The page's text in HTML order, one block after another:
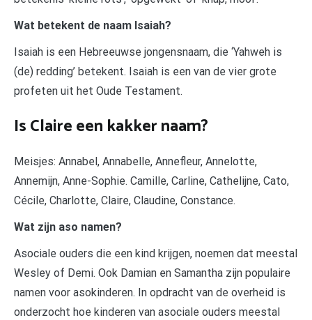
Wat betekent de naam Isaiah?
Isaiah is een Hebreeuwse jongensnaam, die ‘Yahweh is
(de) redding’ betekent. Isaiah is een van de vier grote
profeten uit het Oude Testament.
Is Claire een kakker naam?
Meisjes: Annabel, Annabelle, Annefleur, Annelotte,
Annemijn, Anne-Sophie. Camille, Carline, Cathelijne, Cato,
Cécile, Charlotte, Claire, Claudine, Constance.
Wat zijn aso namen?
Asociale ouders die een kind krijgen, noemen dat meestal
Wesley of Demi. Ook Damian en Samantha zijn populaire
namen voor asokinderen. In opdracht van de overheid is
onderzocht hoe kinderen van asociale ouders meestal